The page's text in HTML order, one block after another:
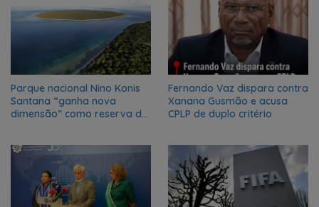
Parque nacional Nino Konis
Santana “ganha nova
dimensão” como reserva da
Fernando Vaz dispara contra
Xanana Gusmão e acusa
CPLP de duplo critério